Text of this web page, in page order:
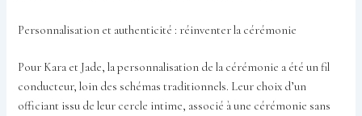
Personnalisation et authenticité : réinventer la cérémonie
Pour Kara et Jade, la personnalisation de la cérémonie a été un fil
conducteur, loin des schémas traditionnels. Leur choix d’un
officiant issu de leur cercle intime, associé à une cérémonie sans